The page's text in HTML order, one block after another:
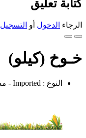
كتابة تعليق
الرجاء الدخول أو التسجيل
خـوخ (كيلو)
النوع : Imported - مستورد